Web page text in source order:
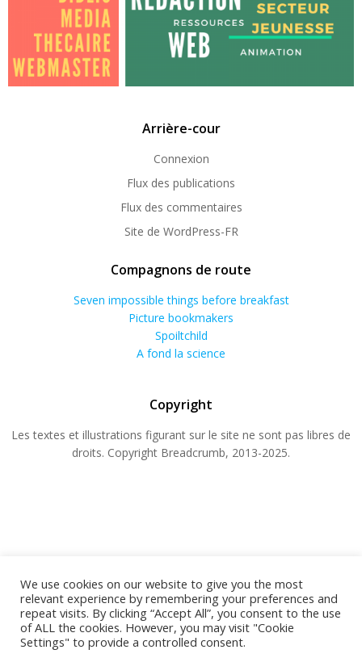
Arrière-cour
Connexion
Flux des publications
Flux des commentaires
Site de WordPress-FR
Compagnons de route
Seven impossible things before breakfast
Picture bookmakers
Spoiltchild
A fond la science
Copyright
Les textes et illustrations figurant sur le site ne sont pas libres de
droits. Copyright Breadcrumb, 2013-2025.
© 2026 BREADCRUMB.FR. Construit avec WordPress
etColibriWP Theme.
We use cookies on our website to give you the most
relevant experience by remembering your preferences and
repeat visits. By clicking “Accept All”, you consent to the use
of ALL the cookies. However, you may visit "Cookie
Settings" to provide a controlled consent.